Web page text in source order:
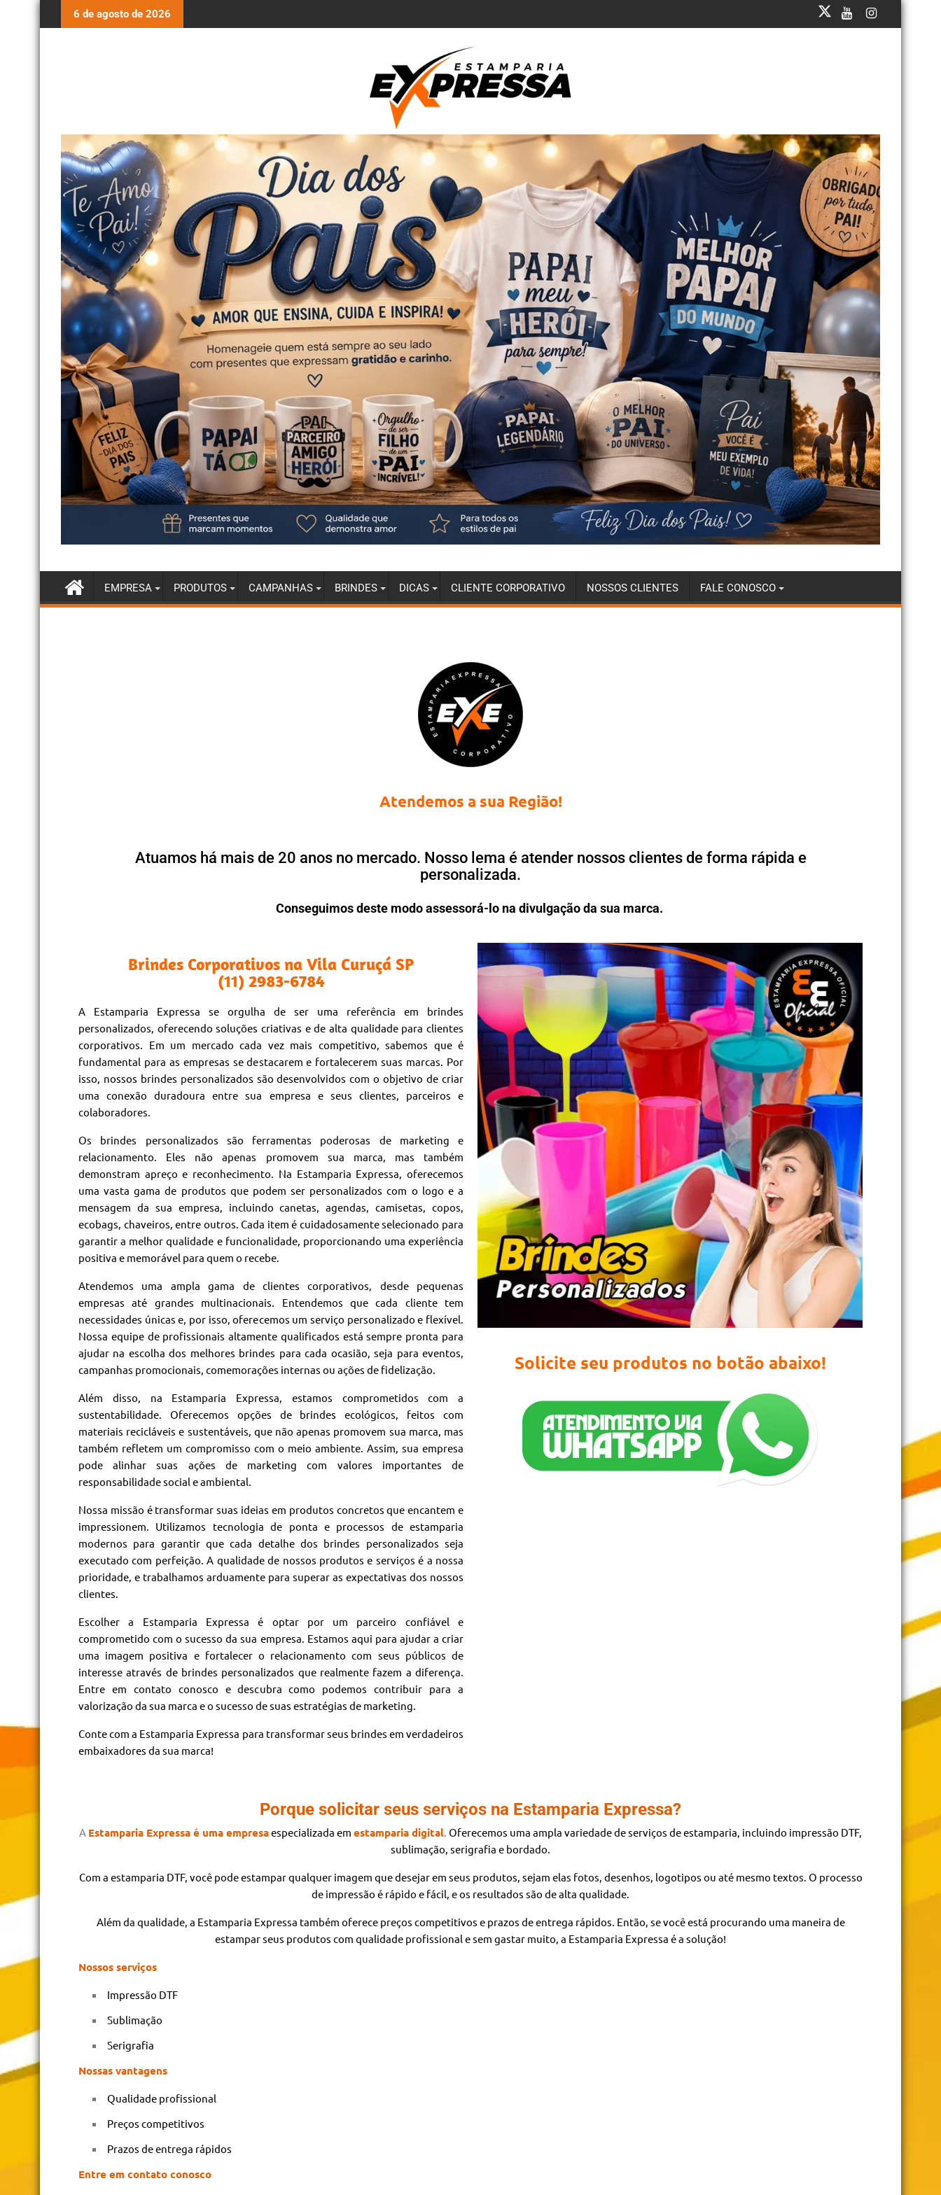
6 de agosto de 2026
EMPRESA PRODUTOS CAMPANHAS BRINDES DICAS CLIENTE CORPORATIVO NOSSOS CLIENTES FALE CONOSCO
Atendemos a sua Região!
Atuamos há mais de 20 anos no mercado. Nosso lema é atender nossos clientes de forma rápida e
personalizada.
Conseguimos deste modo assessorá-lo na divulgação da sua marca.
Brindes Corporativos na Vila Curuçá SP
(11) 2983-6784
A Estamparia Expressa se orgulha de ser uma referência em brindes
personalizados, oferecendo soluções criativas e de alta qualidade para clientes
corporativos. Em um mercado cada vez mais competitivo, sabemos que é
fundamental para as empresas se destacarem e fortalecerem suas marcas. Por
isso, nossos brindes personalizados são desenvolvidos com o objetivo de criar
uma conexão duradoura entre sua empresa e seus clientes, parceiros e
colaboradores.
Os brindes personalizados são ferramentas poderosas de marketing e
relacionamento. Eles não apenas promovem sua marca, mas também
demonstram apreço e reconhecimento. Na Estamparia Expressa, oferecemos
uma vasta gama de produtos que podem ser personalizados com o logo e a
mensagem da sua empresa, incluindo canetas, agendas, camisetas, copos,
ecobags, chaveiros, entre outros. Cada item é cuidadosamente selecionado para
garantir a melhor qualidade e funcionalidade, proporcionando uma experiência
positiva e memorável para quem o recebe.
Atendemos uma ampla gama de clientes corporativos, desde pequenas
empresas até grandes multinacionais. Entendemos que cada cliente tem
necessidades únicas e, por isso, oferecemos um serviço personalizado e flexível.
Nossa equipe de profissionais altamente qualificados está sempre pronta para
ajudar na escolha dos melhores brindes para cada ocasião, seja para eventos,
campanhas promocionais, comemorações internas ou ações de fidelização.
Além disso, na Estamparia Expressa, estamos comprometidos com a
sustentabilidade. Oferecemos opções de brindes ecológicos, feitos com
materiais recicláveis e sustentáveis, que não apenas promovem sua marca, mas
também refletem um compromisso com o meio ambiente. Assim, sua empresa
pode alinhar suas ações de marketing com valores importantes de
responsabilidade social e ambiental.
Nossa missão é transformar suas ideias em produtos concretos que encantem e
impressionem. Utilizamos tecnologia de ponta e processos de estamparia
modernos para garantir que cada detalhe dos brindes personalizados seja
executado com perfeição. A qualidade de nossos produtos e serviços é a nossa
prioridade, e trabalhamos arduamente para superar as expectativas dos nossos
clientes.
Escolher a Estamparia Expressa é optar por um parceiro confiável e
comprometido com o sucesso da sua empresa. Estamos aqui para ajudar a criar
uma imagem positiva e fortalecer o relacionamento com seus públicos de
interesse através de brindes personalizados que realmente fazem a diferença.
Entre em contato conosco e descubra como podemos contribuir para a
valorização da sua marca e o sucesso de suas estratégias de marketing.
Conte com a Estamparia Expressa para transformar seus brindes em verdadeiros
embaixadores da sua marca!
Solicite seu produtos no botão abaixo!
Porque solicitar seus serviços na Estamparia Expressa?
A Estamparia Expressa é uma empresaespecializada em estamparia digital. Oferecemos uma ampla variedade de serviços de estamparia, incluindo impressão DTF,
sublimação, serigrafia e bordado.
Com a estamparia DTF, você pode estampar qualquer imagem que desejar em seus produtos, sejam elas fotos, desenhos, logotipos ou até mesmo textos. O processo
de impressão é rápido e fácil, e os resultados são de alta qualidade.
Além da qualidade, a Estamparia Expressa também oferece preços competitivos e prazos de entrega rápidos. Então, se você está procurando uma maneira de
estampar seus produtos com qualidade profissional e sem gastar muito, a Estamparia Expressa é a solução!
Nossos serviços
Impressão DTF
Sublimação
Serigrafia
Nossas vantagens
Qualidade profissional
Preços competitivos
Prazos de entrega rápidos
Entre em contato conosco